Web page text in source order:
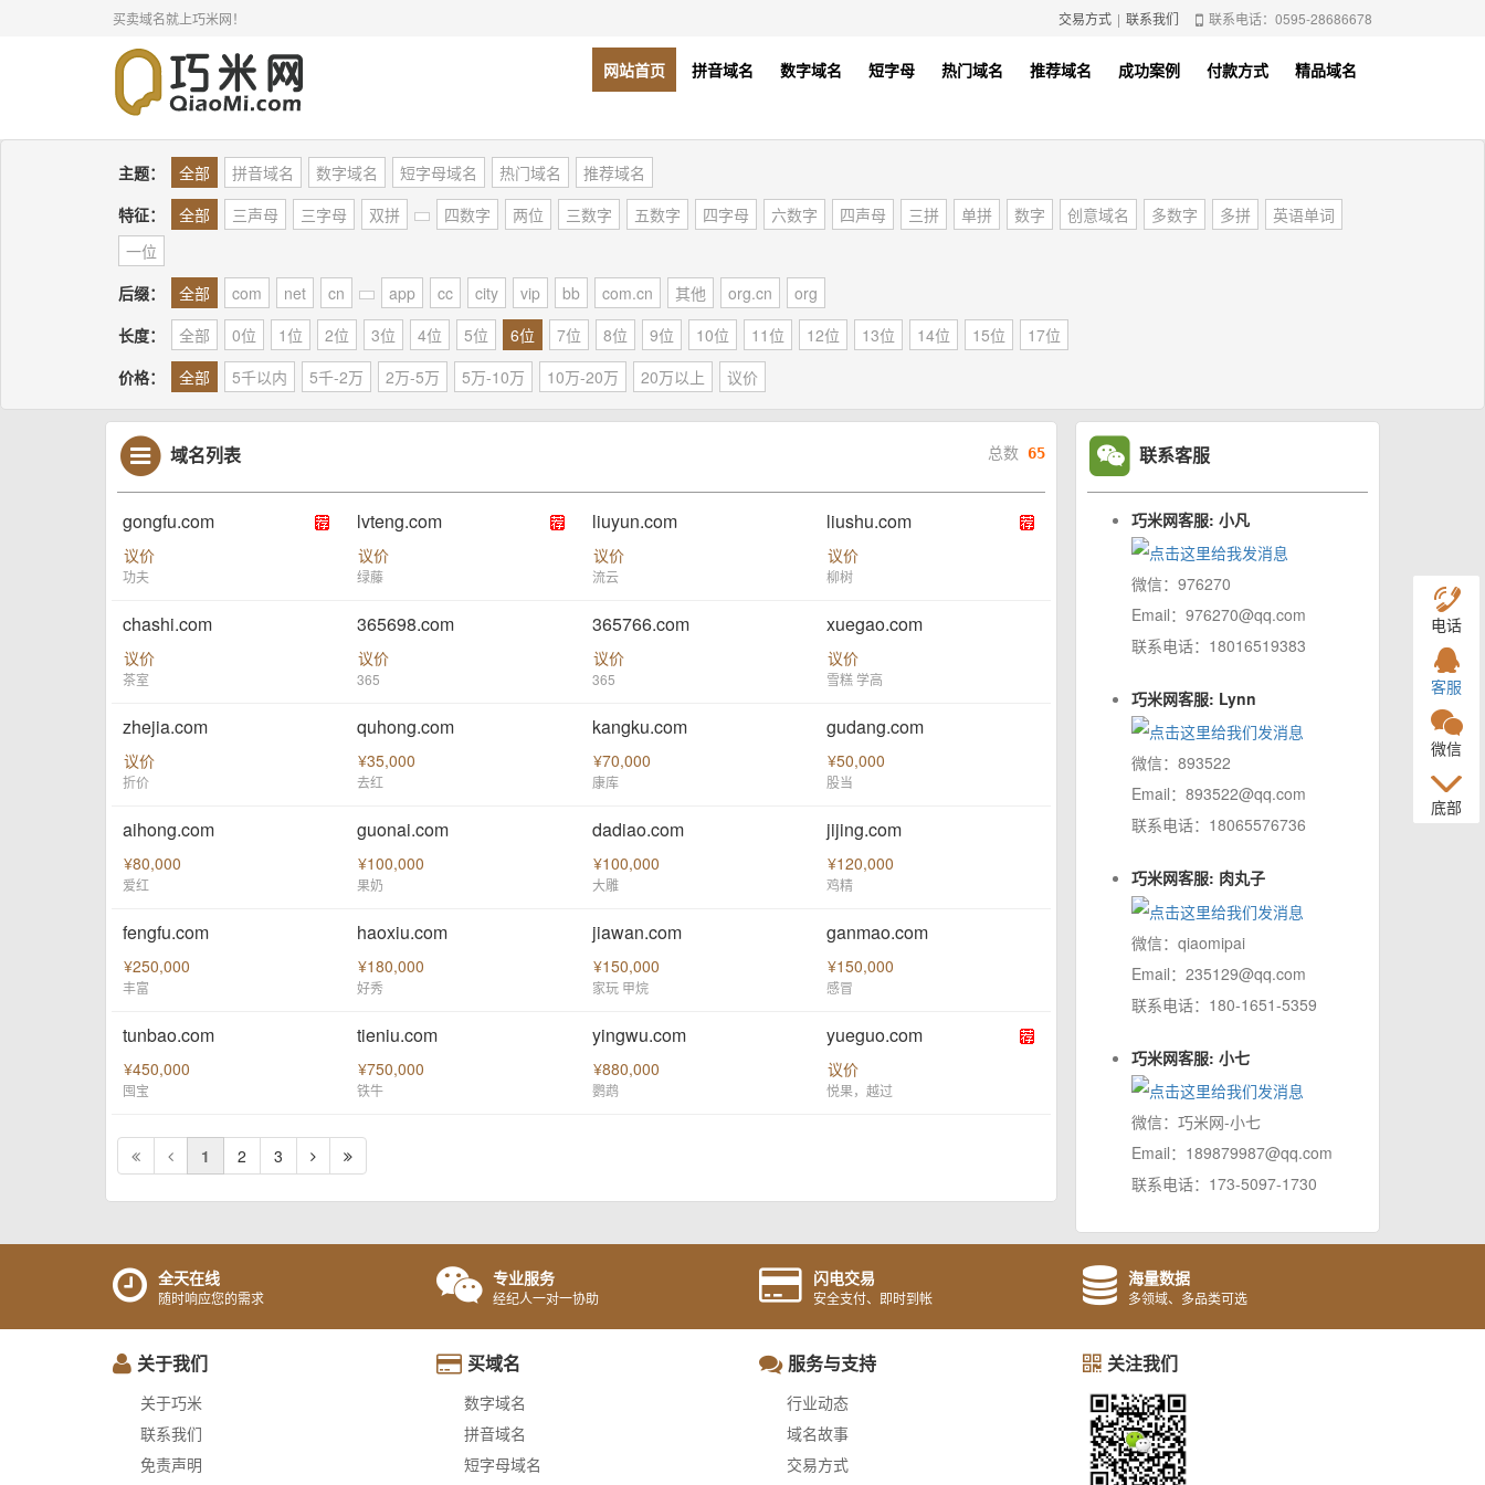
买卖域名就上巧米网！ 联系电话：0595-28686678
交易方式 | 联系我们
网站首页 拼音域名 数字域名 短字母 热门域名 推荐域名 成功案例 付款方式 精品域名
主题： 全部 拼音域名 数字域名 短字母域名 热门域名
推荐域名
特征：
全部 三声母 三字母 双拼 四数字 两位 三数字 五数字 四字母 六数字 四声母 三拼 单拼 数字 创意域名 多数字 多拼
英语单词
一位
后缀：
全部 com net cn app cc city vip bb com.cn 其他 org.cn
org
长度：
全部 0位 1位 2位 3位 4位 5位 6位 7位 8位 9位 10位 11位 12位 13位 14位 15位
17位
价格：
全部 5千以内 5千-2万 2万-5万 5万-10万 10万-20万 20万以上 议价
域名列表 总数 65
gongfu.com
议价
功夫
lvteng.com
议价
绿藤
liuyun.com
议价
流云
liushu.com
议价
柳树
chashi.com
议价
茶室
365698.com
议价
365
365766.com
议价
365
xuegao.com
议价
雪糕 学高
zhejia.com
议价
折价
quhong.com
¥35,000
去红
kangku.com
¥70,000
康库
gudang.com
¥50,000
股当
aihong.com
¥80,000
爱红
guonai.com
¥100,000
果奶
dadiao.com
¥100,000
大雕
jijing.com
¥120,000
鸡精
fengfu.com
¥250,000
丰富
haoxiu.com
¥180,000
好秀
jiawan.com
¥150,000
家玩 甲烷
ganmao.com
¥150,000
感冒
tunbao.com
¥450,000
囤宝
tieniu.com
¥750,000
铁牛
yingwu.com
¥880,000
鹦鹉
yueguo.com
议价
悦果，越过
1 2 3
联系客服
巧米网客服: 小凡
微信：976270
Email：976270@qq.com
联系电话：18016519383
巧米网客服: Lynn
微信：893522
Email：893522@qq.com
联系电话：18065576736
巧米网客服: 肉丸子
微信：qiaomipai
Email：235129@qq.com
联系电话：180-1651-5359
巧米网客服: 小七
微信：巧米网-小七
Email：189879987@qq.com
联系电话：173-5097-1730
全天在线
随时响应您的需求
专业服务
经纪人一对一协助
闪电交易
安全支付、即时到帐
海量数据
多领域、多品类可选
关于我们
关于巧米
联系我们
免责声明
买域名
数字域名
拼音域名
短字母域名
服务与支持
行业动态
域名故事
交易方式
关注我们
电话
客服
微信
底部